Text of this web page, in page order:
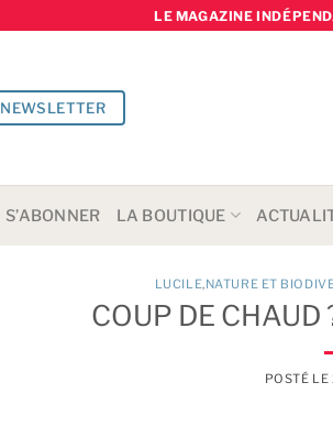
LE MAGAZINE
NEWSLETTER
S’ABONNER LA BOUTIQUE
LUCILE,NATURE ET
COUP DE CHAUD
POSTÉ LE